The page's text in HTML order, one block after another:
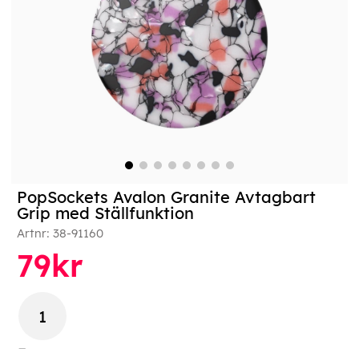
PopSockets Avalon Granite Avtagbart
Grip med Ställfunktion
Artnr: 38-91160
79kr